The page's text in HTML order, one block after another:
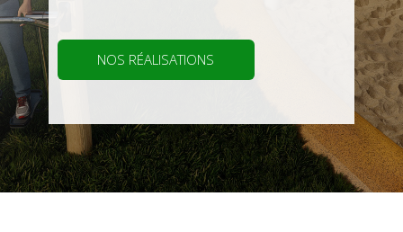
NOS RÉALISATIONS